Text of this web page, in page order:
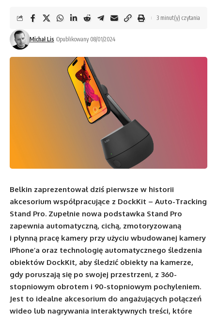
Michał Lis Opublikowany 08/01/2024
3 minut(y) czytania
Belkin zaprezentował dziś pierwsze w historii
akcesorium współpracujące z DockKit – Auto-Tracking
Stand Pro. Zupełnie nowa podstawka Stand Pro
zapewnia automatyczną, cichą, zmotoryzowaną
i płynną pracę kamery przy użyciu wbudowanej kamery
iPhone’a oraz technologię automatycznego śledzenia
obiektów DockKit, aby śledzić obiekty na kamerze,
gdy poruszają się po swojej przestrzeni, z 360-
stopniowym obrotem i 90-stopniowym pochyleniem.
Jest to idealne akcesorium do angażujących połączeń
wideo lub nagrywania interaktywnych treści, które